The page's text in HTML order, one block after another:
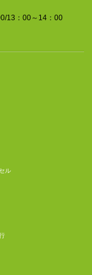
13：00～14：00
ル